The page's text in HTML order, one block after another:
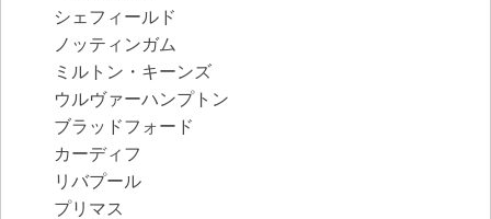
シェフィールド
ノッティンガム
ミルトン・キーンズ
ウルヴァーハンプトン
ブラッドフォード
カーディフ
リバプール
プリマス